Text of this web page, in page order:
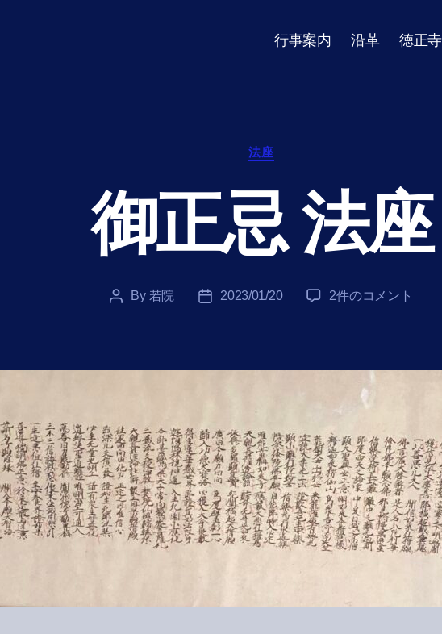
行事案内 沿革 徳正
Categories
法座
御正忌 法座
PostBy 若院
Post2023/01/20
御
座
2件のコメント